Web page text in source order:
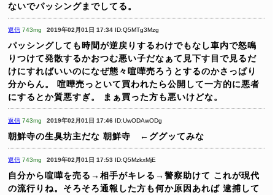
ないでパッシングまでしてる。
返信 743mg 2019年02月01日 17:34 ID:Q5MTg3Mzg
パッシングしても時間が逆戻りするわけでもなし車内で怒鳴
りつけて発散するかおつむ悪い子だなぁて見下す目で見るだ
けにすればいいのになぜ態々喧嘩売ろうとするのかさっぱり
分からん。
喧嘩売っといて買われたら公開して一方的に悪者
にするとか質悪すぎ。
まぁ買った方も悪いけどな。
返信 743mg 2019年02月01日 17:46 ID:UwODAwODg
朝鮮寺の生臭坊主だな 朝鮮寺 ←ググッてみな
返信 743mg 2019年02月01日 17:53 ID:Q5MzkxMjE
自分から喧嘩を売る→相手がキレる→警察助けて これが現代
の流行りね。そろそろ通報した方も何か原因あれば 逮捕して